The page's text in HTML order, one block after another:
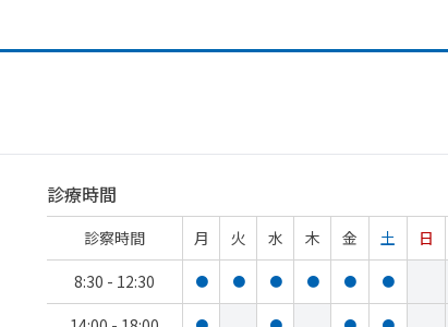
診療時間
診察時間 月 火 水 木 金 土
日
8:30 - 12:30
● ● ● ● ● ●